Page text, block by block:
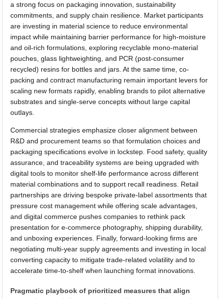
a strong focus on packaging innovation, sustainability
commitments, and supply chain resilience. Market participants
are investing in material science to reduce environmental
impact while maintaining barrier performance for high-moisture
and oil-rich formulations, exploring recyclable mono-material
pouches, glass lightweighting, and PCR (post-consumer
recycled) resins for bottles and jars. At the same time, co-
packing and contract manufacturing remain important levers for
scaling new formats rapidly, enabling brands to pilot alternative
substrates and single-serve concepts without large capital
outlays.
Commercial strategies emphasize closer alignment between
R&D and procurement teams so that formulation choices and
packaging specifications evolve in lockstep. Food safety, quality
assurance, and traceability systems are being upgraded with
digital tools to monitor shelf-life performance across different
material combinations and to support recall readiness. Retail
partnerships are driving bespoke private-label assortments that
pressure cost management while offering scale advantages,
and digital commerce pushes companies to rethink pack
presentation for e-commerce photography, shipping durability,
and unboxing experiences. Finally, forward-looking firms are
negotiating multi-year supply agreements and investing in local
converting capacity to mitigate trade-related volatility and to
accelerate time-to-shelf when launching format innovations.
Pragmatic playbook of prioritized measures that align